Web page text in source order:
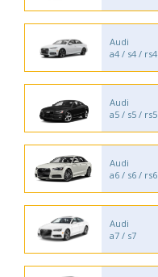
Audi
a4 / s4 / rs4
Audi
a5 / s5 / rs5
Audi
a6 / s6 / rs6
Audi
a7 / s7